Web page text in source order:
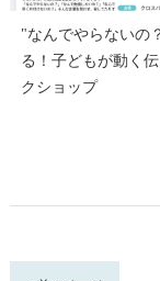
"なんでやらないの
る！子どもが動く
クショップ